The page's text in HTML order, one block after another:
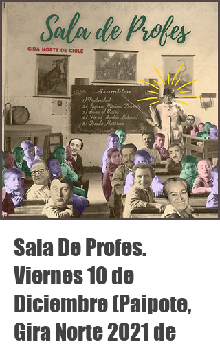
Sala De Profes.
Viernes 10 de
Diciembre (Paipote,
Gira Norte 2021 de